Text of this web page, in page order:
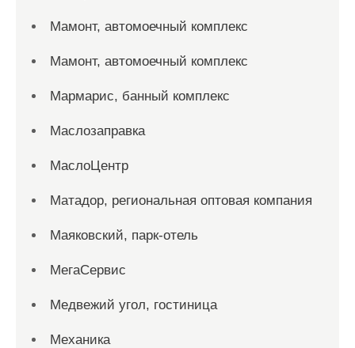
Мамонт, автомоечный комплекс
Мамонт, автомоечный комплекс
Мармарис, банный комплекс
Маслозаправка
МаслоЦентр
Матадор, региональная оптовая компания
Маяковский, парк-отель
МегаСервис
Медвежий угол, гостиница
Механика